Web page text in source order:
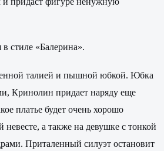
стиле «Балерина».
талией и пышной юбкой. Юбка
Кринолин придает наряду еще
платье будет очень хорошо
невесте, а также на девушке с тонкой
Приталенный силуэт остановит